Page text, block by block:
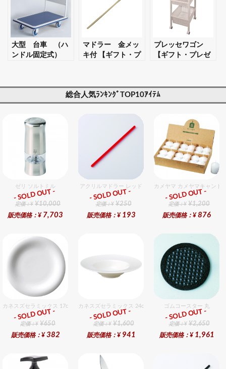
大型 台車 （ハ
ンドル固定式）
マドラー 金メッ
キ付 【ギフト・プ
プレッセワゴン
【ギフト・プレゼ
総合人気ﾗﾝｷﾝｸﾞTOP10ｱｲﾃﾑ
ゼリ ソルトミル
総合ﾗﾝｷﾝｸﾞ
定価：¥ ¥10,000
販売価格：¥ 7,703
- SOLD OUT -
アクリルマドラー レッド
総合ﾗﾝｷﾝｸﾞ
定価：¥ ¥250
販売価格：¥ 193
- SOLD OUT -
カメヤマ カメヤマキャン
総合ﾗﾝｷﾝｸﾞ
定価：¥ ¥1,200
販売価格：¥ 876
- SOLD OUT -
カネスズセラミックス 17cmパン
総合ﾗﾝｷﾝｸﾞ
定価：¥ ¥650
販売価格：¥ 382
- SOLD OUT -
カネスズセラミックス 24cmスープ
総合ﾗﾝｷﾝｸﾞ
定価：¥ ¥1,600
販売価格：¥ 941
- SOLD OUT -
ゴムコースター 丸
総合ﾗﾝｷﾝｸﾞ
定価：¥ ¥2,650
販売価格：¥ 1,961
- SOLD OUT -